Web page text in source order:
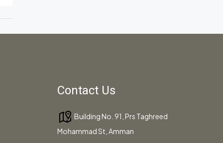
Contact Us
Building No. 91, Prs Taghreed
Mohammad St, Amman